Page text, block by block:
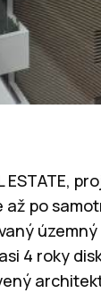
ESTATE,
po
4 roky